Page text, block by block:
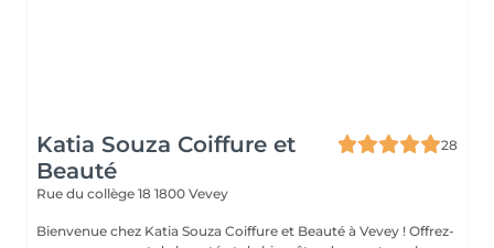
Katia Souza Coiffure et
Beauté
28
Rue du collège 18 1800 Vevey
Bienvenue chez Katia Souza Coiffure et Beauté à Vevey ! Offrez-